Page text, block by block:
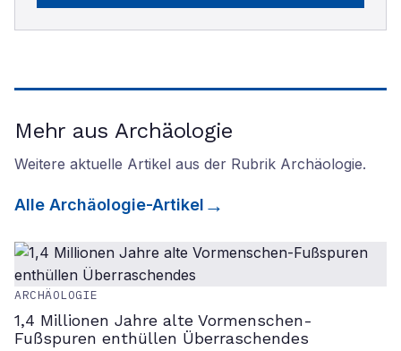
Mehr aus Archäologie
Weitere aktuelle Artikel aus der Rubrik Archäologie.
Alle Archäologie-Artikel
ARCHÄOLOGIE
1,4 Millionen Jahre alte Vormenschen-
Fußspuren enthüllen Überraschendes